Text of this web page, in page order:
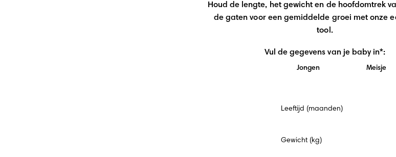
Houd de lengte, het gewicht en de hoofdomtrek
de gaten voor een gemiddelde groei met onze
tool.
Vul de gegevens van je baby in*:
Jongen Meisje
veldLeeftijd (maanden)
Gewicht (kg)